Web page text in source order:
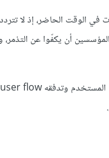
في الوقت الحاضر، إذ لا
أن يكفّوا عن التذمر،